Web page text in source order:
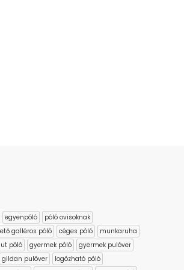
egyenpóló
póló ovisoknak
galléros póló céges póló
munkaruha
póló gyermek póló
gyermek pulóver
gildan pulóver
logózható póló